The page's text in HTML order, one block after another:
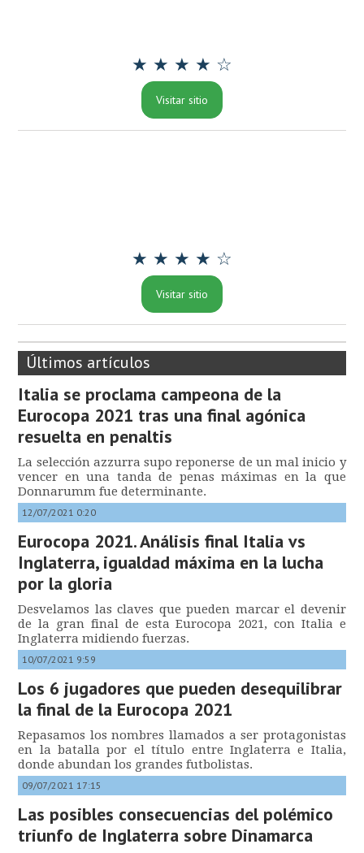
★ ★ ★ ★ ☆
Visitar sitio
★ ★ ★ ★ ☆
Visitar sitio
Últimos artículos
Italia se proclama campeona de la
Eurocopa 2021 tras una final agónica
resuelta en penaltis
La selección azzurra supo reponerse de un mal inicio y
vencer en una tanda de penas máximas en la que
Donnarumm fue determinante.
12/07/2021 0:20
Eurocopa 2021. Análisis final Italia vs
Inglaterra, igualdad máxima en la lucha
por la gloria
Desvelamos las claves que pueden marcar el devenir
de la gran final de esta Eurocopa 2021, con Italia e
Inglaterra midiendo fuerzas.
10/07/2021 9:59
Los 6 jugadores que pueden desequilibrar
la final de la Eurocopa 2021
Repasamos los nombres llamados a ser protagonistas
en la batalla por el título entre Inglaterra e Italia,
donde abundan los grandes futbolistas.
09/07/2021 17:15
Las posibles consecuencias del polémico
triunfo de Inglaterra sobre Dinamarca